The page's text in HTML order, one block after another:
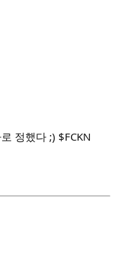
정했다 ;) $FCKN